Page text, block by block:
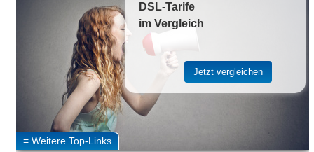
DSL-Tarife
im Vergleich